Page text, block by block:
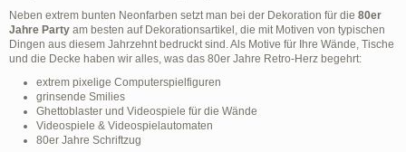
Neben extrem bunten Neonfarben setzt man bei der Dekoration für die 80er
Jahre Party am besten auf Dekorationsartikel, die mit Motiven von typischen
Dingen aus diesem Jahrzehnt bedruckt sind. Als Motive für Ihre Wände, Tische
und die Decke haben wir alles, was das 80er Jahre Retro-Herz begehrt:
extrem pixelige Computerspielfiguren
grinsende Smilies
Ghettoblaster und Videospiele für die Wände
Videospiele & Videospielautomaten
80er Jahre Schriftzug